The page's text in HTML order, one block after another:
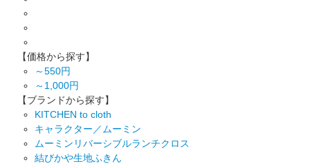
【価格から探す】
～550円
～1,000円
【ブランドから探す】
KITCHEN to cloth
キャラクター／ムーミン
ムーミンリバーシブルランチクロス
結びかや生地ふきん